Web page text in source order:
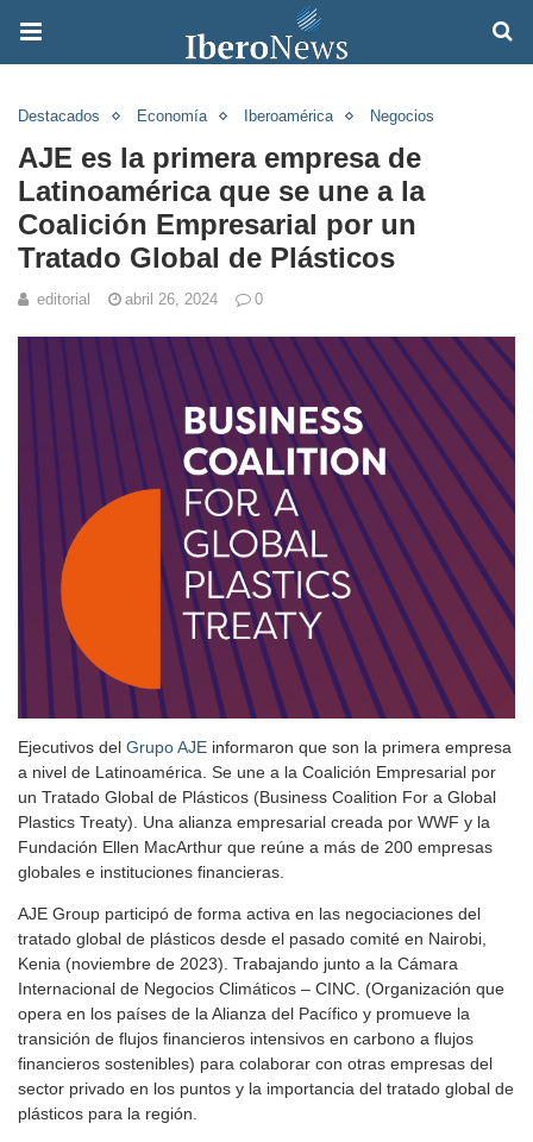
Destacados Economía Iberoamérica Negocios
AJE es la primera empresa de
Latinoamérica que se une a la
Coalición Empresarial por un
Tratado Global de Plásticos
editorial abril 26, 2024 0
Ejecutivos del Grupo AJE informaron que son la primera empresa
a nivel de Latinoamérica. Se une a la Coalición Empresarial por
un Tratado Global de Plásticos (Business Coalition For a Global
Plastics Treaty). Una alianza empresarial creada por WWF y la
Fundación Ellen MacArthur que reúne a más de 200 empresas
globales e instituciones financieras.
AJE Group participó de forma activa en las negociaciones del
tratado global de plásticos desde el pasado comité en Nairobi,
Kenia (noviembre de 2023). Trabajando junto a la Cámara
Internacional de Negocios Climáticos – CINC. (Organización que
opera en los países de la Alianza del Pacífico y promueve la
transición de flujos financieros intensivos en carbono a flujos
financieros sostenibles) para colaborar con otras empresas del
sector privado en los puntos y la importancia del tratado global de
plásticos para la región.